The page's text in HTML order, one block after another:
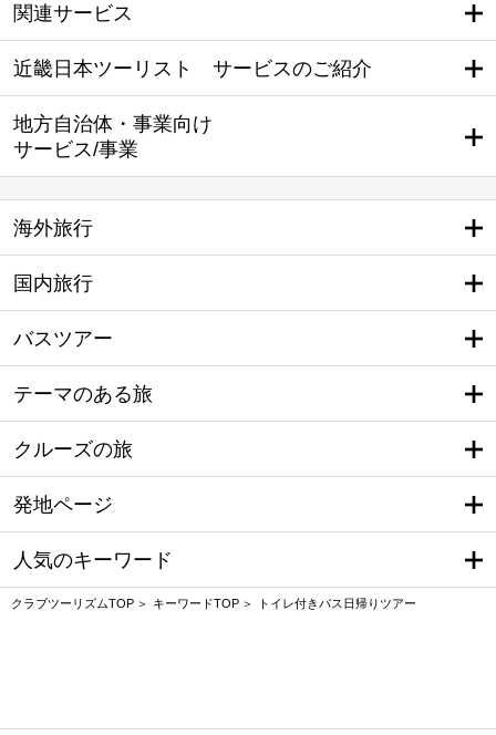
関連サービス
近畿日本ツーリスト サービスのご紹介
地方自治体・事業向け
サービス/事業
海外旅行
国内旅行
バスツアー
テーマのある旅
クルーズの旅
発地ページ
人気のキーワード
クラブツーリズムTOP キーワードTOP トイレ付きバス日帰りツアー